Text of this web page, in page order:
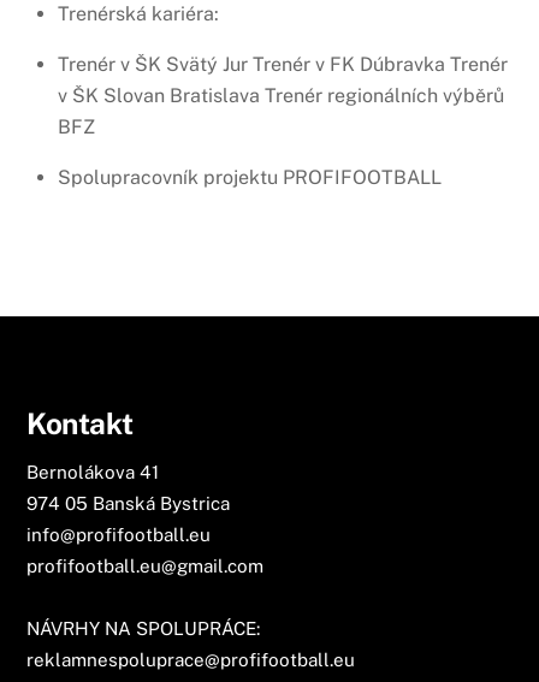
Trenérská kariéra:
Trenér v ŠK Svätý Jur Trenér v FK Dúbravka Trenér
v ŠK Slovan Bratislava Trenér regionálních výběrů
BFZ
Spolupracovník projektu PROFIFOOTBALL
Kontakt
Bernolákova 41
974 05 Banská Bystrica
info@profifootball.eu
profifootball.eu@gmail.com
NÁVRHY NA SPOLUPRÁCE:
reklamnespoluprace@profifootball.eu